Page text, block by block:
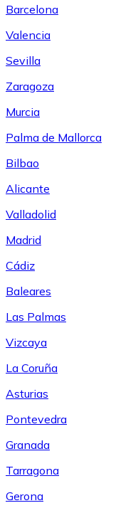
Barcelona
Valencia
Sevilla
Zaragoza
Murcia
Palma de Mallorca
Bilbao
Alicante
Valladolid
Madrid
Cádiz
Baleares
Las Palmas
Vizcaya
La Coruña
Asturias
Pontevedra
Granada
Tarragona
Gerona